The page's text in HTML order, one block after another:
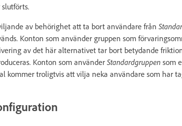
slutförts.
av behörighet att ta bort användare från
Konton som använder gruppen som
av det här alternativet tar bort betydande
Konton som använder Standardgruppen som
kommer troligtvis att vilja neka användare som har